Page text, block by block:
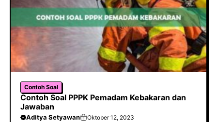
Contoh Soal
Contoh Soal PPPK Pemadam Kebakaran dan
Jawaban
Aditya Setyawan Oktober 12, 2023